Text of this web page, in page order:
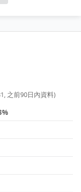
之前90日內資料)